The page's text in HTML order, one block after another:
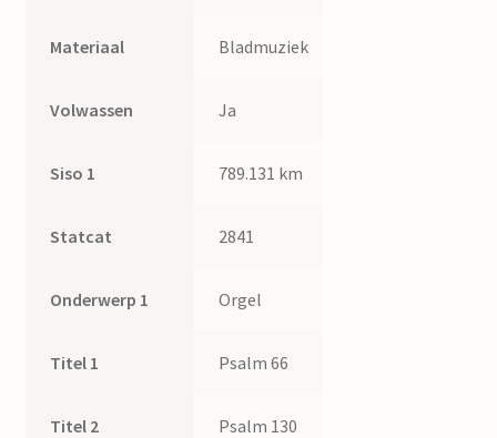
Materiaal Bladmuziek
Volwassen Ja
Siso 1 789.131 km
Statcat 2841
Onderwerp 1 Orgel
Titel 1 Psalm 66
Titel 2 Psalm 130